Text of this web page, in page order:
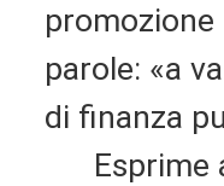
promozione
parole: «a
di finanza
Esprime